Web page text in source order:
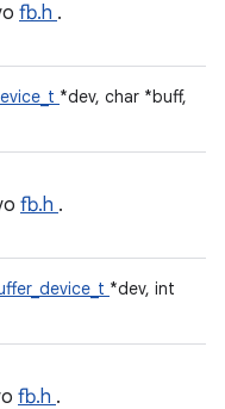
fb.h .
*dev, char *buff,
fb.h .
*dev, int
fb.h .